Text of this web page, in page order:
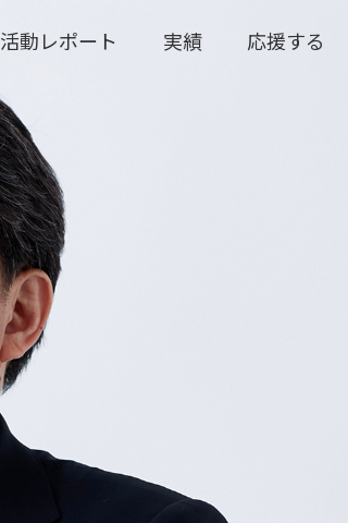
活動レポート 実績 応援する